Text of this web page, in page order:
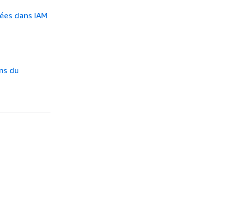
dans IAM
du